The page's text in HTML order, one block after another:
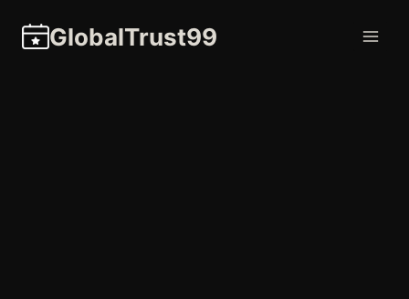
GlobalTrust99